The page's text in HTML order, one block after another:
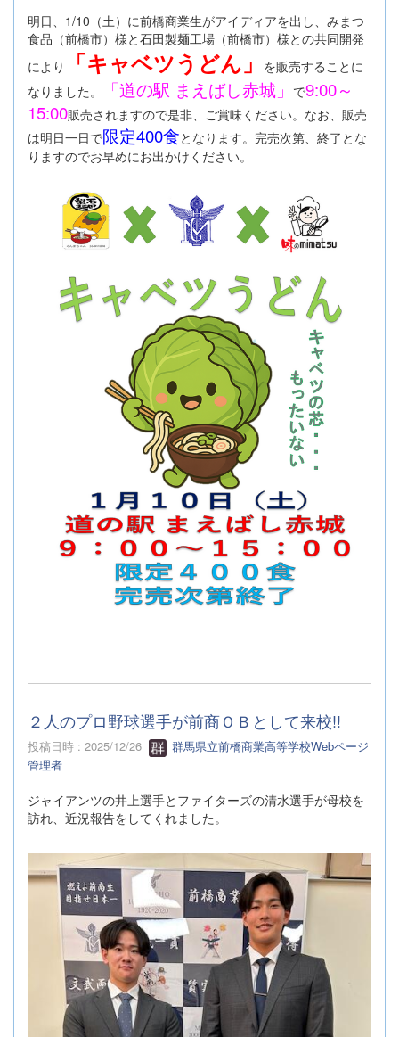
明日、1/10（土）に前橋商業生がアイディアを出し、みまつ
食品（前橋市）様と石田製麺工場（前橋市）様との共同開発
により
「キャベツうどん」
を販売することに
なりました。
「道の駅 まえばし赤城」 で9:00～
15:00販売されますので是非、ご賞味ください。なお、販売
は明日一日で限定400食となります。完売次第、終了とな
りますのでお早めにお出かけください。
２人のプロ野球選手が前商ＯＢとして来校!!
投稿日時 : 2025/12/26
群馬県立前橋商業高等学校Webページ
管理者
ジャイアンツの井上選手とファイターズの清水選手が母校を
訪れ、近況報告をしてくれました。